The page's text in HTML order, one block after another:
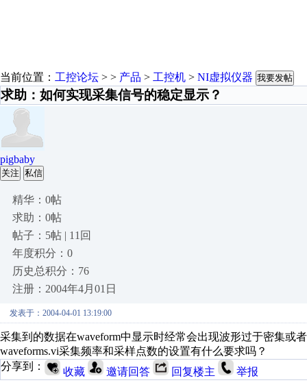
当前位置： 工控论坛 > > 产品 > 工控机 > NI虚拟仪器 我要发帖
求助：如何实现采集信号的稳定显示？
pigbaby
关注 私信
精华：0帖
求助：0帖
帖子：5帖 | 11回
年度积分：0
历史总积分：76
注册：2004年4月01日
发表于：2004-04-01 13:19:00
采集到的数据在waveform中显示时经常会出现波形过于密集或
waveforms.vi采集频率和采样点数的设置有什么要求吗？
分享到：
收藏 邀请回答 回复楼主 举报